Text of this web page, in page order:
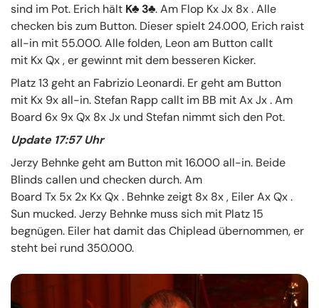
sind im Pot. Erich hält K 3 . Am Flop Kx Jx 8x . Alle
checken bis zum Button. Dieser spielt 24.000, Erich raist
all-in mit 55.000. Alle folden, Leon am Button callt
mit Kx Qx , er gewinnt mit dem besseren Kicker.
Platz 13 geht an Fabrizio Leonardi. Er geht am Button
mit Kx 9x all-in. Stefan Rapp callt im BB mit Ax Jx . Am
Board 6x 9x Qx 8x Jx und Stefan nimmt sich den Pot.
Update 17:57 Uhr
Jerzy Behnke geht am Button mit 16.000 all-in. Beide
Blinds callen und checken durch. Am
Board Tx 5x 2x Kx Qx . Behnke zeigt 8x 8x , Eiler Ax Qx .
Sun mucked. Jerzy Behnke muss sich mit Platz 15
begnügen. Eiler hat damit das Chiplead übernommen, er
steht bei rund 350.000.